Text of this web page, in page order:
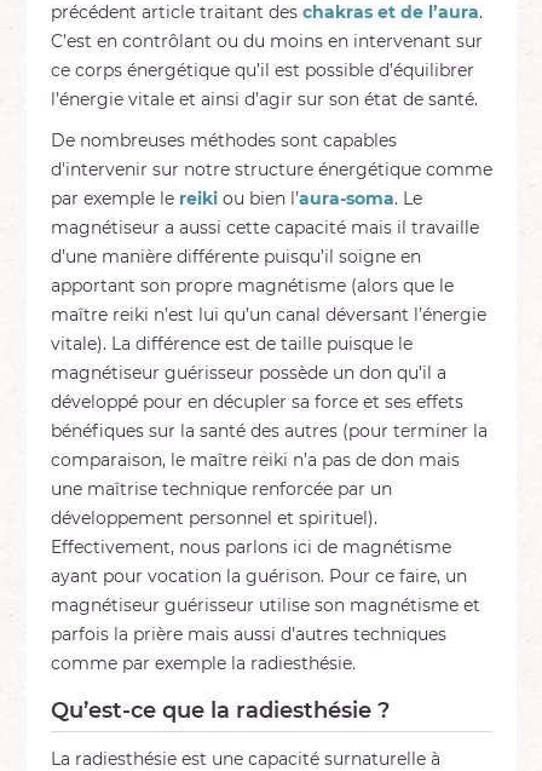
précédent article traitant des chakras et de l’aura.
C’est en contrôlant ou du moins en intervenant sur
ce corps énergétique qu’il est possible d’équilibrer
l’énergie vitale et ainsi d’agir sur son état de santé.
De nombreuses méthodes sont capables
d’intervenir sur notre structure énergétique comme
par exemple le reikiou bien l’aura-soma. Le
magnétiseur a aussi cette capacité mais il travaille
d’une manière différente puisqu’il soigne en
apportant son propre magnétisme (alors que le
maître reiki n’est lui qu’un canal déversant l’énergie
vitale). La différence est de taille puisque le
magnétiseur guérisseur possède un don qu’il a
développé pour en décupler sa force et ses effets
bénéfiques sur la santé des autres (pour terminer la
comparaison, le maître reiki n’a pas de don mais
une maîtrise technique renforcée par un
développement personnel et spirituel).
Effectivement, nous parlons ici de magnétisme
ayant pour vocation la guérison. Pour ce faire, un
magnétiseur guérisseur utilise son magnétisme et
parfois la prière mais aussi d’autres techniques
comme par exemple la radiesthésie.
Qu’est-ce que la radiesthésie ?
La radiesthésie est une capacité surnaturelle à